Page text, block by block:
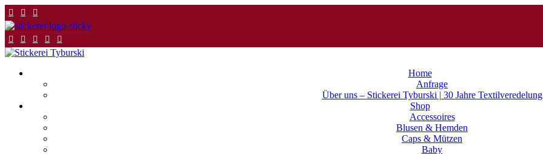
Home
Anfrage
Über uns – Stickerei Tyburski | 30 Jahre Textilveredelung
Shop
Accessoires
Blusen & Hemden
Caps & Mützen
Baby